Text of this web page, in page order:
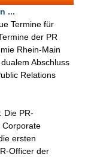
...
Termine für
der PR
Rhein-Main
Abschluss
Relations
Die PR-
Corporate
ersten
Officer der